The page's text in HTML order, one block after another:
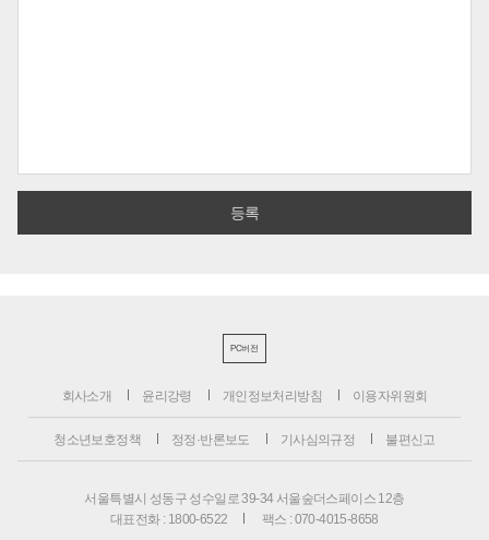
PC버전
회사소개 윤리강령 개인정보처리방침 이용자위원회
청소년보호정책 정정·반론보도 기사심의규정 불편신고
서울특별시 성동구 성수일로 39-34 서울숲더스페이스 12층
대표전화 : 1800-6522
팩스 : 070-4015-8658